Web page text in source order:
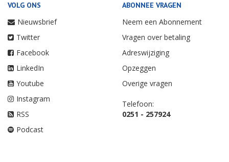
VOLG ONS
Nieuwsbrief
Twitter
Facebook
LinkedIn
Youtube
Instagram
RSS
Podcast
ABONNEE VRAGEN
Neem een Abonnement
Vragen over betaling
Adreswijziging
Opzeggen
Overige vragen
Telefoon:
0251 - 257924